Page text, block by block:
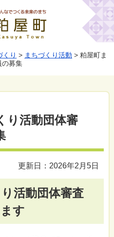
くり > まちづくり活動 > 粕屋町ま
の募集
り活動団体審
更新日：2026年2月5日
活動団体審査
す